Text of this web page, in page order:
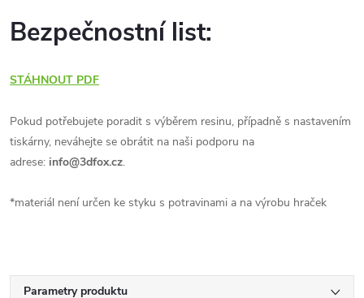
Bezpečnostní list:
STÁHNOUT PDF
Pokud potřebujete poradit s výběrem resinu, případně s nastavením
tiskárny, neváhejte se obrátit na naši podporu na
adrese: info@3dfox.cz.
*materiál není určen ke styku s potravinami a na výrobu hraček
Parametry produktu